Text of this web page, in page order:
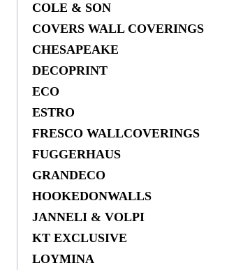
COLE & SON
COVERS WALL COVERINGS
СHESAPEAKE
DECOPRINT
ECO
ESTRO
FRESCO WALLCOVERINGS
FUGGERHAUS
GRANDECO
HOOKEDONWALLS
JANNELI & VOLPI
KT EXCLUSIVE
LOYMINA